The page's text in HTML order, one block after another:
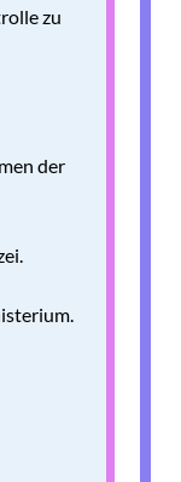
zu
der